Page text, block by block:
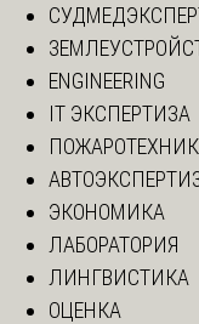
ENGINEERING
IT ЭКСПЕРТИЗА
ЭКОНОМИКА
ЛАБОРАТОРИЯ
ЛИНГВИСТИКА
ОЦЕНКА